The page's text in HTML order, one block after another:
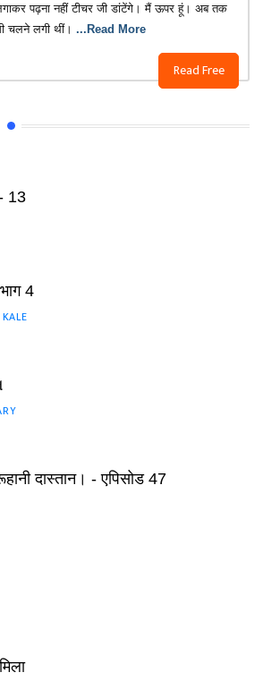
Read Free
पढ़ना नहीं टीचर जी डांटेंगे। मैं ऊपर हूं। अब तक
चलने लगी थीं। ...Read More
13
4
दास्तान। - एपिसोड 47